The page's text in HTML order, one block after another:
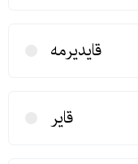
قایدیرمه
قایر